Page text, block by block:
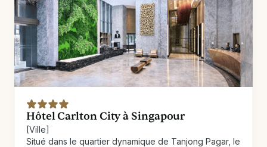
Hôtel Carlton City à Singapour
[Ville]
Situé dans le quartier dynamique de Tanjong Pagar, le